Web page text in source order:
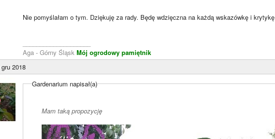
Nie pomyślałam o tym. Dziękuję za rady. Będę wdzięczna na każdą wskazówkę i krytykę
Aga - Górny Śląsk Mój ogrodowy pamiętnik
2018
Gardenarium napisał(a)
Mam taką propozycję